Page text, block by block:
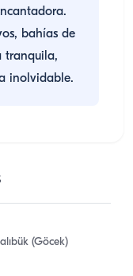
bahías de
tranquila,
inolvidable.
(Göcek)